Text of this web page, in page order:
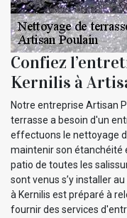
Confiez
Kernilis à
Notre entreprise Artisan
terrasse a besoin d'un
effectuons le nettoyage
maintenir son étanchéité
patio de toutes les
sont venus s’y installer
à Kernilis est préparé à
fournir des services